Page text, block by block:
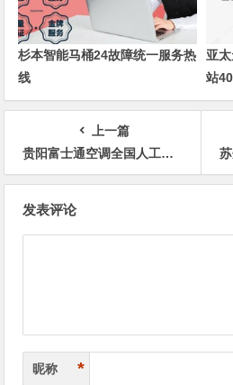
杉本智能马桶24故障统一服务热
线
亚
站
上一篇
贵阳富士通空调全国人工售后维修客服服务电话
苏
发表评论
昵称 *